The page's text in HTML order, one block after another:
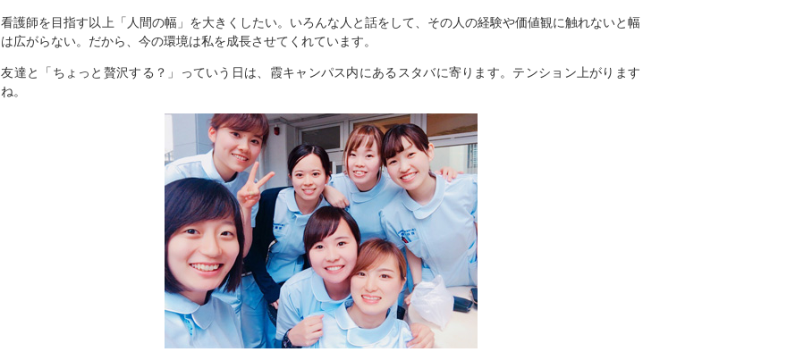
看護師を目指す以上「人間の幅」を大きくしたい。いろんな人と話をして、その人の経験や価値観に触れないと幅
は広がらない。だから、今の環境は私を成長させてくれています。
友達と「ちょっと贅沢する？」っていう日は、霞キャンパス内にあるスタバに寄ります。テンション上がります
ね。